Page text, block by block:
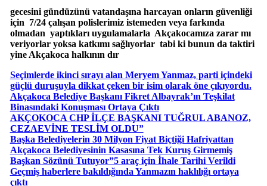
gecesini gündüzünü vatandaşına harcayan onların güvenliği
için 7/24 çalışan polislerimiz istemeden veya farkında
olmadan yaptıkları uygulamalarla Akçakocamıza zarar mı
veriyorlar yoksa katkımı sağlıyorlar tabi ki bunun da taktiri
yine Akçakoca halkının dır
Seçimlerde ikinci sırayı alan Meryem Yanmaz, parti içindeki
güçlü duruşuyla dikkat çeken bir isim olarak öne çıkıyordu.
Akçakoca Belediye Başkanı Fikret Albayrak’ın Teşkilat
Binasındaki Konuşması Ortaya Çıktı
AKÇOKOCA CHP İLÇE BAŞKANI TUĞRUL ABANOZ,
CEZAEVİNE TESLİM OLDU”
Başka Belediyelerin 30 Milyon Fiyat Biçtiği Hafriyattan
Akçakoca Belediyesinin Kasasına Tek Kuruş Girmemiş
Başkan Sözünü Tutuyor”5 araç için İhale Tarihi Verildi
Geçmiş haberlere bakıldığında Yanmazın haklılığı ortaya
çıktı